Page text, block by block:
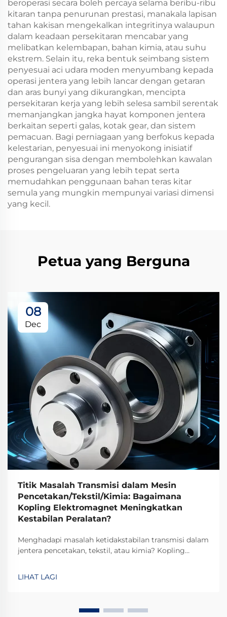
beroperasi secara boleh percaya selama beribu-ribu
kitaran tanpa penurunan prestasi, manakala lapisan
tahan kakisan mengekalkan integritinya walaupun
dalam keadaan persekitaran mencabar yang
melibatkan kelembapan, bahan kimia, atau suhu
ekstrem. Selain itu, reka bentuk seimbang sistem
penyesuai aci udara moden menyumbang kepada
operasi jentera yang lebih lancar dengan getaran
dan aras bunyi yang dikurangkan, mencipta
persekitaran kerja yang lebih selesa sambil serentak
memanjangkan jangka hayat komponen jentera
berkaitan seperti galas, kotak gear, dan sistem
pemacuan. Bagi perniagaan yang berfokus kepada
kelestarian, penyesuai ini menyokong inisiatif
pengurangan sisa dengan membolehkan kawalan
proses pengeluaran yang lebih tepat serta
memudahkan penggunaan bahan teras kitar
semula yang mungkin mempunyai variasi dimensi
yang kecil.
Petua yang Berguna
08
Dec
Titik Masalah Transmisi dalam Mesin
Pencetakan/Tekstil/Kimia: Bagaimana
Kopling Elektromagnet Meningkatkan
Kestabilan Peralatan?
Menghadapi masalah ketidakstabilan transmisi dalam
jentera pencetakan, tekstil, atau kimia? Kopling
memastikan keselamatan tanpa asbes. Ketahui
LIHAT LAGI